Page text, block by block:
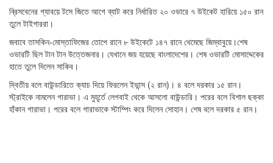
ব্রিসবেনের গ্যাবয়ে টসে জিতে আগে ব্যাট করে নির্ধারিত ২০ ওভারে ৭ উইকেট হারিয়ে ১৫০ রান
তুলে টাইগাররা।
জবাবে তাসকিন-মোস্তাফিজের তোপে রানে ৮ উইকেটে ১৪৭ রানে থেমেছে জিম্বাবুয়ে।শেষ
ওভারটি ছিল টান টান উত্তেজনার। যেখানে জয় হয়েছে বাংলাদেশের। শেষ ওভারটি মোসাদ্দেকের
হাতে তুলে দিলেন সাকিব।
দ্বিতীয় বলে বাউন্ডারিতে ক্যাচ দিয়ে ফিরলেন ইভান্স (২ রান)। ৪ বলে দরকার ১৫ রান।
স্ট্রাইকে নামলেন গারাভা। এ মুহূর্তে লেগবাই থেকে আসলো বাউন্ডারি। পরের বলে বিশাল ছক্কা
হাঁকান গারাভা। পরের বলে গারাভাকে স্টাম্পিং করে দিলেন সোহান। শেষ বলে দরকার ৫ রান।